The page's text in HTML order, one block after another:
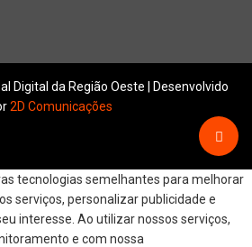
Digital da Região Oeste | Desenvolvido
2D Comunicações
tecnologias semelhantes para melhorar
serviços, personalizar publicidade e
interesse. Ao utilizar nossos serviços,
e com nossa